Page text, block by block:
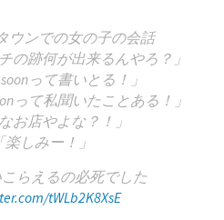
ウンでの女の子の会話
の跡何が出来るんやろ？」
って書いとる！」
って私聞いたことある！」
お店やよな？！」
楽しみー！」
こらえるの必死でした
tWLb2K8XsE